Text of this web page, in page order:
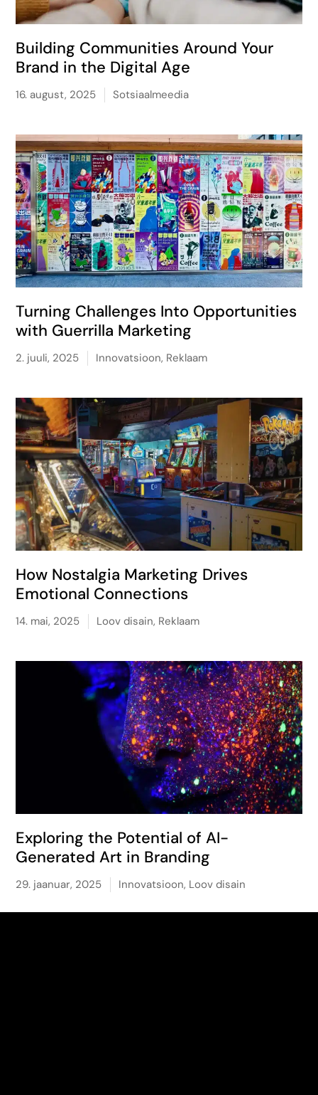
Building Communities Around Your
Brand in the Digital Age
16. august, 2025 Sotsiaalmeedia
Turning Challenges Into Opportunities
with Guerrilla Marketing
2. juuli, 2025 Innovatsioon, Reklaam
How Nostalgia Marketing Drives
Emotional Connections
14. mai, 2025 Loov disain, Reklaam
Exploring the Potential of AI-
Generated Art in Branding
29. jaanuar, 2025 Innovatsioon, Loov disain